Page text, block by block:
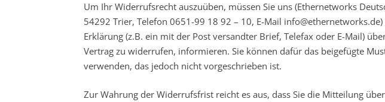
Um Ihr Widerrufsrecht auszuüben, müssen Sie uns (Ethernetworks
54292 Trier, Telefon 0651-99 18 92 – 10, E-Mail
Erklärung (z.B. ein mit der Post versandter Brief, Telefax oder E-Mail)
Vertrag zu widerrufen, informieren. Sie können dafür das beigefügte
verwenden, das jedoch nicht vorgeschrieben ist.
Zur Wahrung der Widerrufsfrist reicht es aus, dass Sie die Mitteilung